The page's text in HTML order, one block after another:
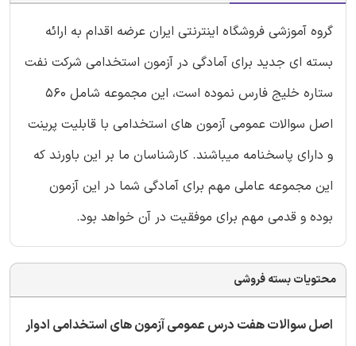
گروه آموزشی فروشگاه اینترنتی ایران عرضه اقدام به ارائه
بسته ای جدید برای آمادگی در آزمون استخدامی شرکت نفت
ستاره خلیج فارس نموده است، این مجموعه شامل 560
اصل سوالات عمومی آزمون های استخدامی با قابلیت پرینت
و دارای پاسخنامه میباشند. کارشناسان ما بر این باورند که
این مجموعه عاملی مهم برای آمادگی شما در این آزمون
بوده و قدمی مهم برای موفقیت در آن خواهد بود.
محتویات بسته فروشی
اصل سوالات هفت درس عمومی آزمون های استخدامی ادوار